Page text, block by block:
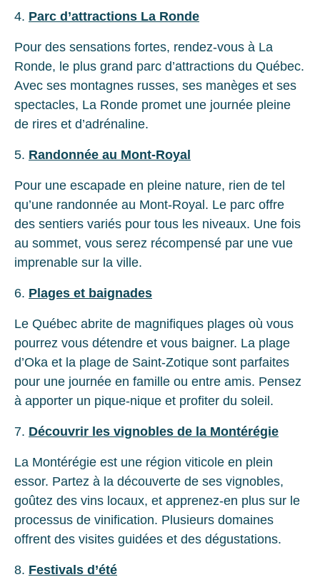
4. Parc d’attractions La Ronde
Pour des sensations fortes, rendez-vous à La
Ronde, le plus grand parc d’attractions du Québec.
Avec ses montagnes russes, ses manèges et ses
spectacles, La Ronde promet une journée pleine
de rires et d’adrénaline.
5. Randonnée au Mont-Royal
Pour une escapade en pleine nature, rien de tel
qu’une randonnée au Mont-Royal. Le parc offre
des sentiers variés pour tous les niveaux. Une fois
au sommet, vous serez récompensé par une vue
imprenable sur la ville.
6. Plages et baignades
Le Québec abrite de magnifiques plages où vous
pourrez vous détendre et vous baigner. La plage
d’Oka et la plage de Saint-Zotique sont parfaites
pour une journée en famille ou entre amis. Pensez
à apporter un pique-nique et profiter du soleil.
7. Découvrir les vignobles de la Montérégie
La Montérégie est une région viticole en plein
essor. Partez à la découverte de ses vignobles,
goûtez des vins locaux, et apprenez-en plus sur le
processus de vinification. Plusieurs domaines
offrent des visites guidées et des dégustations.
8. Festivals d’été